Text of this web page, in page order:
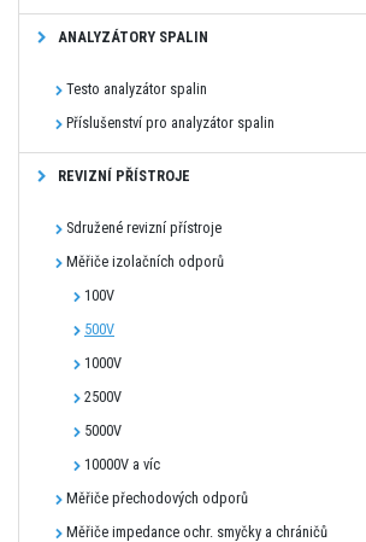
ANALYZÁTORY SPALIN
Testo analyzátor spalin
Příslušenství pro analyzátor spalin
REVIZNÍ PŘÍSTROJE
Sdružené revizní přístroje
Měřiče izolačních odporů
100V
500V
1000V
2500V
5000V
10000V a víc
Měřiče přechodových odporů
Měřiče impedance ochr. smyčky a chráničů